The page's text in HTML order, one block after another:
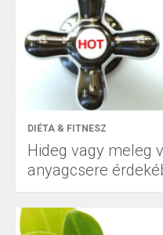
DIÉTA & FITNESZ
Hideg vagy meleg
anyagcsere